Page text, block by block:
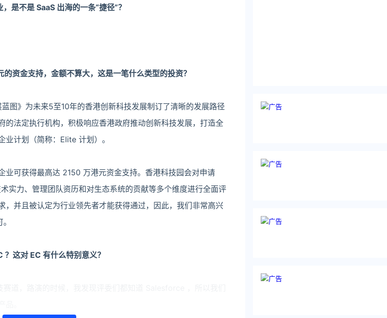
是不是 SaaS 出海的一条“捷径”？
资金支持，金额不算大，这是一笔什么类型的投资？
图》为未来5至10年的香港创新科技发展制订了清晰的发展路径
的法定执行机构，积极响应香港政府推动创新科技发展，打造全
计划（简称：Elite 计划）。
业可获得最高达 2150 万港元资金支持。香港科技园会对申请
实力、管理团队资历和对生态系统的贡献等多个维度进行全面评
，并且被认定为行业领先者才能获得通过，因此，我们非常高兴
这对 EC 有什么特别意义？